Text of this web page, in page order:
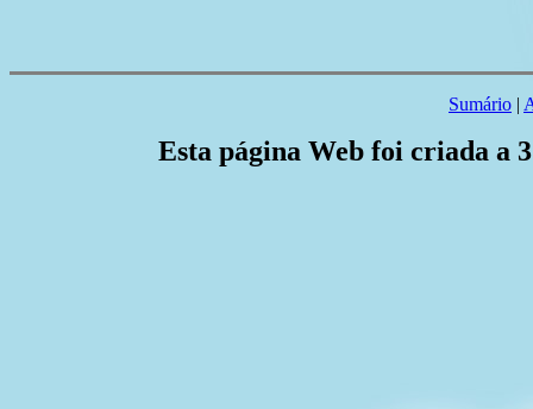
Sumário |
Esta página Web foi criada a